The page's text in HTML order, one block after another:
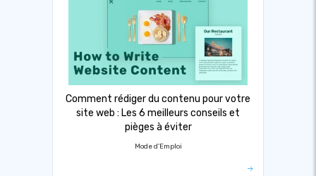
Comment rédiger du contenu pour votre
site web : Les 6 meilleurs conseils et
pièges à éviter
Mode d'Emploi